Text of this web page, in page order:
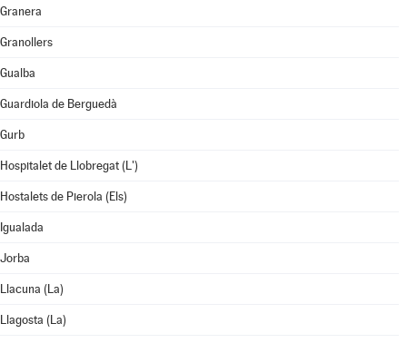
Granera
Granollers
Gualba
Guardiola de Berguedà
Gurb
Hospitalet de Llobregat (L')
Hostalets de Pierola (Els)
Igualada
Jorba
Llacuna (La)
Llagosta (La)